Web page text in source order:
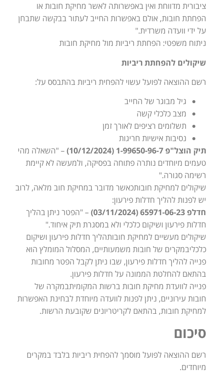
ציבורית מדווחת ואין באפשרותה לאשר מחיקת חובות או
הפחתת חובות, אולם באפשרות החייב לעתור בבקשה שתבחן
על ידי וועדה משרדית."
ניתוח משפטי: הפחתת ריביות מול מחיקת חובות
שיקולים להפחתת ריביות
רשם ההוצאה לפועל עשוי להפחית ריביות בהתבסס על:
גיל מבוגר של החייב
מצב כלכלי קשה
תשלומים רציפים לאורך זמן
נסיבות אישיות חריגות
תיק הוצל"פ 1-99650-96-7 (10/12/2024)
– "השאלה מהי
טעמים מיוחדים נותרה פתוחה בפסיקה, ולמעשה לא קיימת
רשימה סגורה."
שיקולים למחיקת חובותכאשר מדובר במחיקת חוב מלאה, לרוב
יש לפנות להליך חדלות פירעון:
חדלפ 65971-06-23 (03/11/2024)
– "הפטר ניתן בהליך
חדלות פירעון ושיקום כלכלי ולא במסגרת תיק איחוד."
שיקולים מעשיים למחיקת חובותהליך חדלות פירעון ושיקום
כלכליבמקרים של חובות משמעותיים, המסלול המומלץ הוא
פנייה להליך חדלות פירעון, שבו ניתן לקבל הפטר מחובות
בהתאם להחלטת הממונה על חדלות פירעון.
פנייה לוועדת מחיקת חובות ברשות המקומיתבמקרה של
חובות עירוניים, ניתן לפנות לוועדה מיוחדת לבחינת האפשרות
למחיקת חובות, בהתאם לקריטריונים שקובעת הרשות.
סיכום
רשם ההוצאה לפועל מוסמך להפחית ריביות בלבד במקרים
מיוחדים.